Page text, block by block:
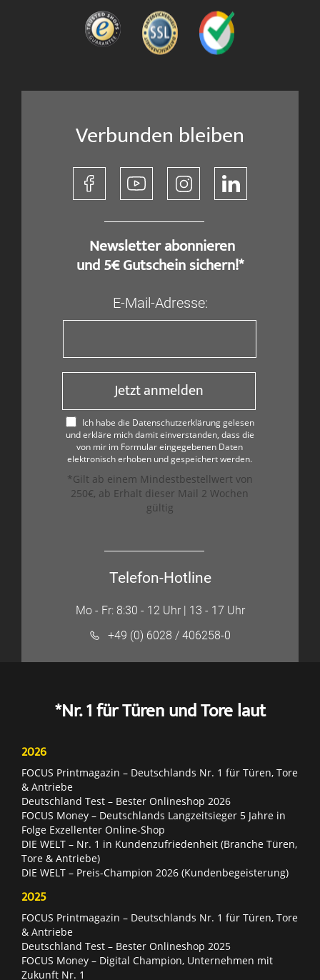
Verbunden bleiben
​ Newsletter abonnieren
und 5€ Gutschein sichern!*
E-Mail-Adresse:
Jetzt anmelden
Ich habe die Datenschutzerklärung gelesen
und erkläre mich damit einverstanden, dass die
von mir im Formular eingegebenen Daten
elektronisch erhoben und gespeichert werden.
*Gilt ab einem Mindestbestellwert von
250€, ab Erhalt dieser Mail 2 Wochen
gültig
Telefon-Hotline
Mo - Fr: 8:30 - 12 Uhr | 13 - 17 Uhr
+49 (0) 6028 / 406258-0
*Nr. 1 für Türen und Tore laut
2026
FOCUS Printmagazin – Deutschlands Nr. 1 für Türen, Tore
& Antriebe
Deutschland Test – Bester Onlineshop 2026
FOCUS Money – Deutschlands Langzeitsieger 5 Jahre in
Folge Exzellenter Online-Shop
DIE WELT – Nr. 1 in Kundenzufriedenheit (Branche Türen,
Tore & Antriebe)
DIE WELT – Preis-Champion 2026 (Kundenbegeisterung)
2025
FOCUS Printmagazin – Deutschlands Nr. 1 für Türen, Tore
& Antriebe
Deutschland Test – Bester Onlineshop 2025
FOCUS Money – Digital Champion, Unternehmen mit
Zukunft Nr. 1